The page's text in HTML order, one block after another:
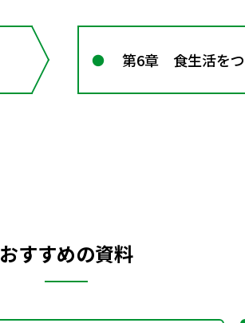
第6章 食生活を
おすすめの資料